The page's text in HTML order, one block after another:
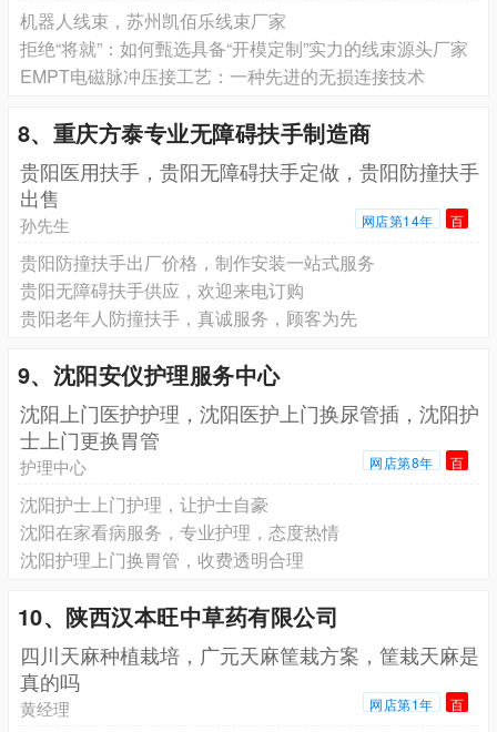
机器人线束，苏州凯佰乐线束厂家
拒绝“将就”：如何甄选具备“开模定制”实力的线束源头厂家
EMPT电磁脉冲压接工艺：一种先进的无损连接技术
8、重庆方泰专业无障碍扶手制造商
贵阳医用扶手，贵阳无障碍扶手定做，贵阳防撞扶手
出售
孙先生 网店第14年 百
贵阳防撞扶手出厂价格，制作安装一站式服务
贵阳无障碍扶手供应，欢迎来电订购
贵阳老年人防撞扶手，真诚服务，顾客为先
9、沈阳安仪护理服务中心
沈阳上门医护护理，沈阳医护上门换尿管插，沈阳护
士上门更换胃管
护理中心 网店第8年 百
沈阳护士上门护理，让护士自豪
沈阳在家看病服务，专业护理，态度热情
沈阳护理上门换胃管，收费透明合理
10、陕西汉本旺中草药有限公司
四川天麻种植栽培，广元天麻筐栽方案，筐栽天麻是
真的吗
黄经理 网店第1年 百